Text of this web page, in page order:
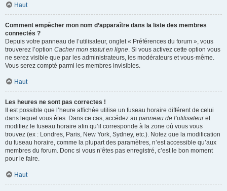
Haut
Comment empêcher mon nom d’apparaître dans la liste des membres
connectés ?
Depuis votre panneau de l’utilisateur, onglet « Préférences du forum », vous
trouverez l’option Cacher mon statut en ligne. Si vous activez cette option vous
ne serez visible que par les administrateurs, les modérateurs et vous-même.
Vous serez compté parmi les membres invisibles.
Haut
Les heures ne sont pas correctes !
Il est possible que l’heure affichée utilise un fuseau horaire différent de celui
dans lequel vous êtes. Dans ce cas, accédez au panneau de l’utilisateuret
modifiez le fuseau horaire afin qu’il corresponde à la zone où vous vous
trouvez (ex : Londres, Paris, New York, Sydney, etc.). Notez que la modification
du fuseau horaire, comme la plupart des paramètres, n’est accessible qu’aux
membres du forum. Donc si vous n’êtes pas enregistré, c’est le bon moment
pour le faire.
Haut